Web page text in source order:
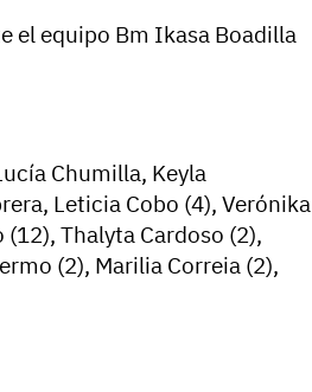
el equipo Bm Ikasa Boadilla
Chumilla, Keyla
Leticia Cobo (4), Verónika
Thalyta Cardoso (2),
(2), Marilia Correia (2),